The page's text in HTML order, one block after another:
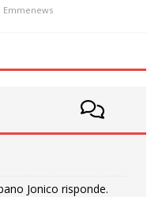
Emmenews
Jonico risponde.